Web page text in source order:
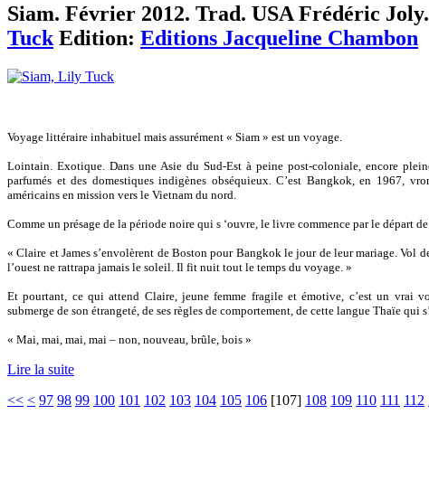
Siam. Février 2012. Trad. USA Frédéric
Tuck Edition: Editions Jacqueline Chambon
Voyage littéraire inhabituel mais assurément « Siam » est un voyage.
Lointain. Exotique. Dans une Asie du Sud-Est à peine post-coloniale, encore
parfumés et des domestiques indigènes obséquieux. C’est Bangkok, en 1967,
américains en mission vers le Vietnam du nord.
Comme un présage de la période noire qui s ‘ouvre, le livre commence par le départ
« Claire et James s’envolèrent de Boston pour Bangkok le jour de leur mariage. Vol
l’ouest ne rattrapa jamais le soleil. Il fit nuit tout le temps du voyage. »
Et pourtant, ce qui attend Claire, jeune femme fragile et émotive, c’est un vrai
submerge de son étrangeté, de ses règles de comportement, de cette langue Thaïe qui
« Mai, mai, mai, mai – non, nouveau, brûle, bois »
Lire la suite
<< < 97 98 99 100 101 102 103 104 105 106 [107] 108 109 110 111 112